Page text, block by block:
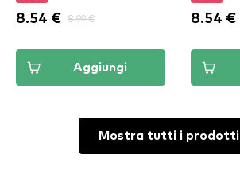
8.54 € 8.99 €
Aggiungi
8.54 €
Mostra tutti i prodotti